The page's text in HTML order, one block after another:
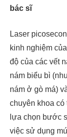
bác sĩ
Laser
kinh nghiệm
độ của các vết
nám biểu bì
nám ở gò má)
chuyên khoa có
lựa chọn bước
việc sử dụng